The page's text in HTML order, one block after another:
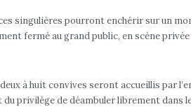
singulières pourront enchérir sur un
fermé au grand public, en scène privée
à huit convives seront accueillis par
privilège de déambuler librement